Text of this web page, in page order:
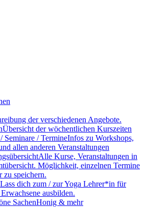
der verschiedenen Angebote.
Übersicht der wöchentlichen Kurszeiten
Seminare / TermineInfos zu Workshops,
allen anderen Veranstaltungen
Alle Kurse, Veranstaltungen in
Möglichkeit, einzelnen Termine
zu speichern.
Lass dich zum / zur Yoga Lehrer*in für
ausbilden.
SachenHonig & mehr